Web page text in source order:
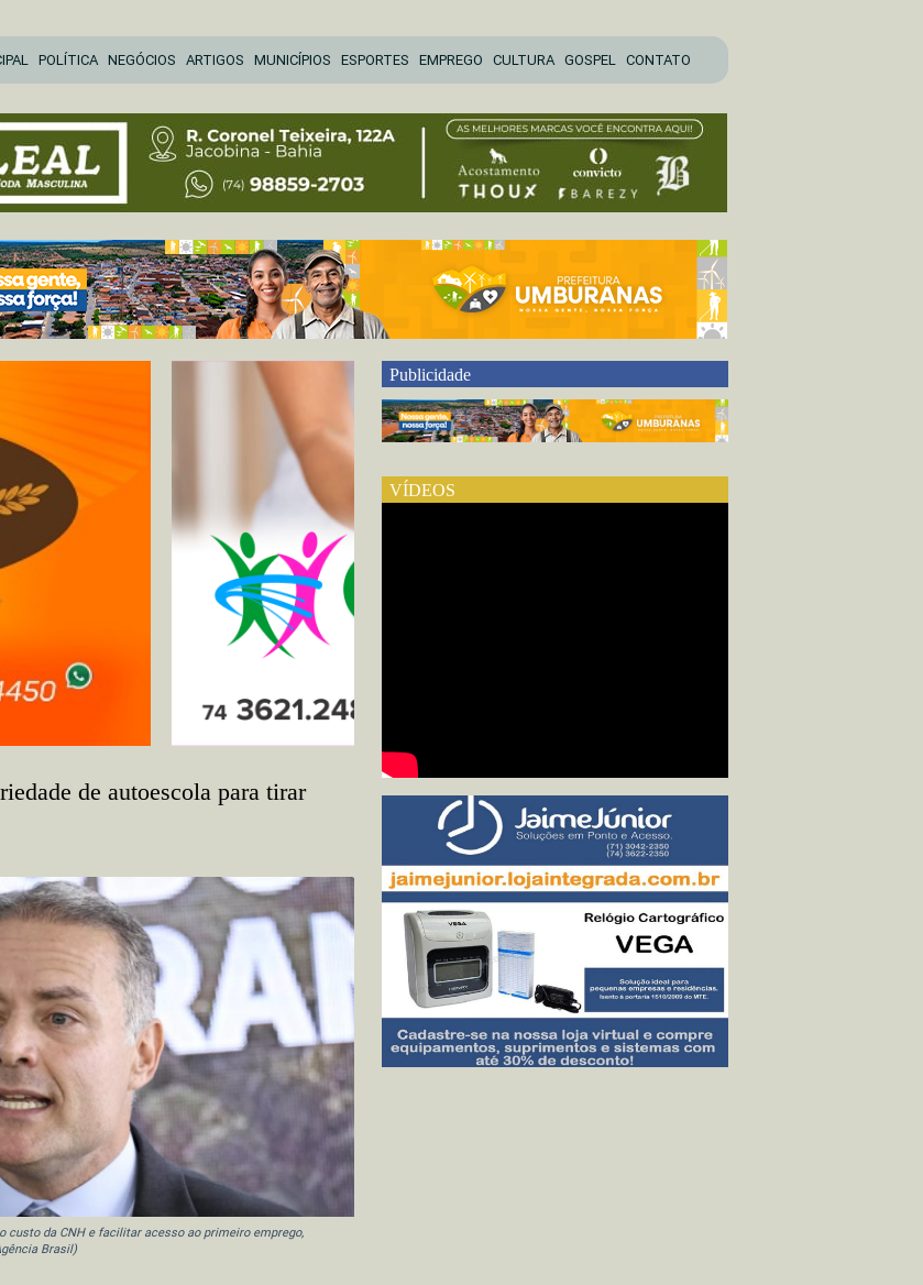
para
o
POLÍTICA NEGÓCIOS ARTIGOS MUNICÍPIOS ESPORTES EMPREGO CULTURA GOSPEL CONTATO
de autoescola para tirar
custo da CNH e facilitar acesso ao primeiro emprego,
Brasil)
Publicidade
VÍDEOS